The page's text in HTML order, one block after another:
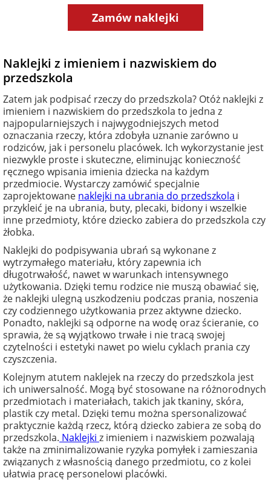
Zamów naklejki
Naklejki z imieniem i nazwiskiem do
przedszkola
Zatem jak podpisać rzeczy do przedszkola? Otóż naklejki z
imieniem i nazwiskiem do przedszkola to jedna z
najpopularniejszych i najwygodniejszych metod
oznaczania rzeczy, która zdobyła uznanie zarówno u
rodziców, jak i personelu placówek. Ich wykorzystanie jest
niezwykle proste i skuteczne, eliminując konieczność
ręcznego wpisania imienia dziecka na każdym
przedmiocie. Wystarczy zamówić specjalnie
zaprojektowane naklejki na ubrania do przedszkola i
przykleić je na ubrania, buty, plecaki, bidony i wszelkie
inne przedmioty, które dziecko zabiera do przedszkola czy
żłobka.
Naklejki do podpisywania ubrań są wykonane z
wytrzymałego materiału, który zapewnia ich
długotrwałość, nawet w warunkach intensywnego
użytkowania. Dzięki temu rodzice nie muszą obawiać się,
że naklejki ulegną uszkodzeniu podczas prania, noszenia
czy codziennego użytkowania przez aktywne dziecko.
Ponadto, naklejki są odporne na wodę oraz ścieranie, co
sprawia, że są wyjątkowo trwałe i nie tracą swojej
czytelności i estetyki nawet po wielu cyklach prania czy
czyszczenia.
Kolejnym atutem naklejek na rzeczy do przedszkola jest
ich uniwersalność. Mogą być stosowane na różnorodnych
przedmiotach i materiałach, takich jak tkaniny, skóra,
plastik czy metal. Dzięki temu można spersonalizować
praktycznie każdą rzecz, którą dziecko zabiera ze sobą do
przedszkola. Naklejki z imieniem i nazwiskiem pozwalają
także na zminimalizowanie ryzyka pomyłek i zamieszania
związanych z własnością danego przedmiotu, co z kolei
ułatwia pracę personelowi placówki.